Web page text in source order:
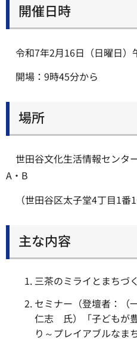
開催日時
令和7年2月16日（日曜日）
開場：9時45分から
場所
世田谷文化生活情報セン
A・B
（世田谷区太子堂4丁目1番
主な内容
三茶のミライとまちづ
セミナー（登壇者：
仁志 氏）「子どもが
り～プレイアブルなま